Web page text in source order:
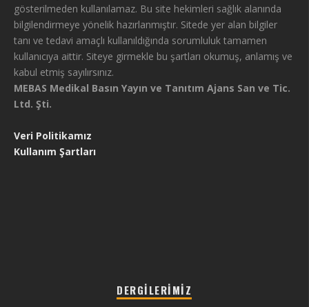
gösterilmeden kullanılamaz. Bu site hekimleri sağlık alanında
bilgilendirmeye yönelik hazırlanmıştır. Sitede yer alan bilgiler
tanı ve tedavi amaçlı kullanıldığında sorumluluk tamamen
kullanıcıya aittir. Siteye girmekle bu şartları okumuş, anlamış ve
kabul etmiş sayılırsınız.
MEBAS Medikal Basın Yayın ve Tanıtım Ajans San ve Tic.
Ltd. Şti.
Veri Politikamız
Kullanım Şartları
DERGILERIMIZ